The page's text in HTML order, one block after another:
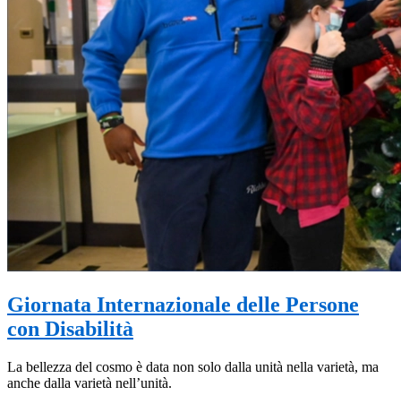
Giornata Internazionale delle Persone
con Disabilità
La bellezza del cosmo è data non solo dalla unità nella varietà, ma
anche dalla varietà nell’unità.